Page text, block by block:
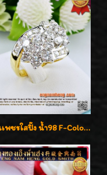
แหวนเพชรใสปิ๊ง น้ำ98 F-Color/VVS1 น้ำหนักเพชรรวม 2.56 กะรัต ใส่เต็มนิ้วเพชรเป็นน้ำเป็นเนื้อสวยมากๆค่ะ